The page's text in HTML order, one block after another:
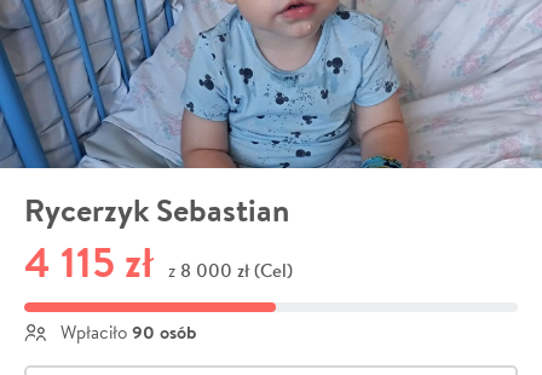
Rycerzyk Sebastian
4 115 zł z 8 000 zł (Cel)
Wpłaciło 90 osób